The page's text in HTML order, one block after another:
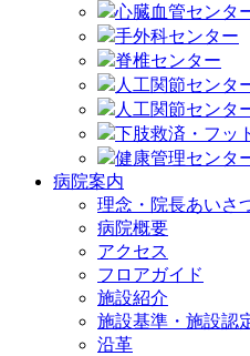
心臓血管センタ
手外科センター
脊椎センター
人工関節センタ
人工関節センタ
下肢救済・フッ
健康管理センタ
病院案内
理念・院長あいさ
病院概要
アクセス
フロアガイド
施設紹介
施設基準・施設認
沿革